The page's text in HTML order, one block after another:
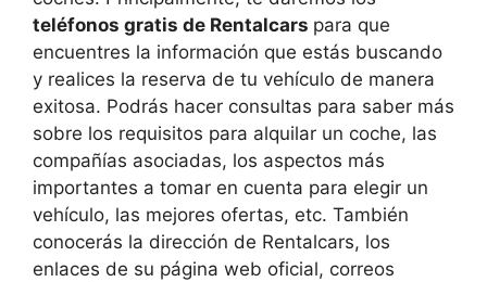
teléfonos gratis de Rentalcars para que
encuentres la información que estás buscando
y realices la reserva de tu vehículo de manera
exitosa. Podrás hacer consultas para saber más
sobre los requisitos para alquilar un coche, las
compañías asociadas, los aspectos más
importantes a tomar en cuenta para elegir un
vehículo, las mejores ofertas, etc. También
conocerás la dirección de Rentalcars, los
enlaces de su página web oficial, correos